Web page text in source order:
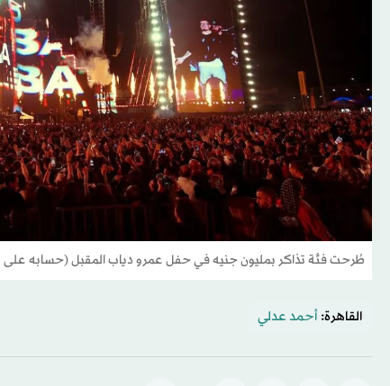
طُرحت فئة تذاكر بمليون جنيه في حفل عمرو دياب المقبل (حسابه
القاهرة: أحمد عدلي